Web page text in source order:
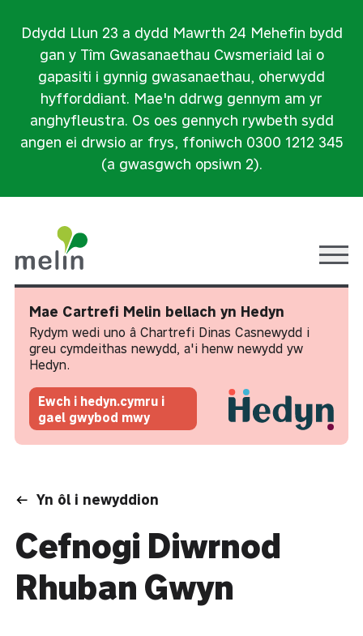
Ddydd Llun 23 a dydd Mawrth 24 Mehefin bydd
gan y Tîm Gwasanaethau Cwsmeriaid lai o
gapasiti i gynnig gwasanaethau, oherwydd
hyfforddiant. Mae'n ddrwg gennym am yr
anghyfleustra. Os oes gennych rywbeth sydd
angen ei drwsio ar frys, ffoniwch 0300 1212 345
(a gwasgwch opsiwn 2).
Mae Cartrefi Melin bellach yn Hedyn
Rydym wedi uno â Chartrefi Dinas Casnewydd i
greu cymdeithas newydd, a'i henw newydd yw
Hedyn.
Ewch i hedyn.cymru i
gael gwybod mwy
Yn ôl i newyddion
Cefnogi Diwrnod
Rhuban Gwyn